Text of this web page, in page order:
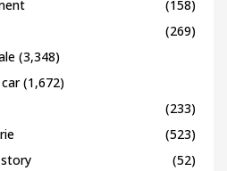
(158)
(269)
(3,348)
(1,672)
(233)
(523)
(52)